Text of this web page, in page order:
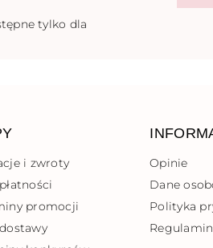
tylko dla
i zwroty
promocji
Opinie
Dane
Polityka